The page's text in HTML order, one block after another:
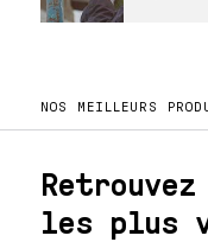
NOS MEILLEURS
les plus